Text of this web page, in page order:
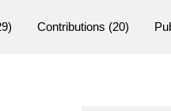
Contributions (20)